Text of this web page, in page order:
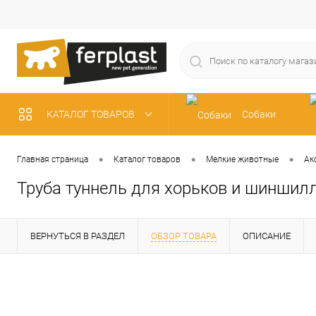
КАТАЛОГ ТОВАРОВ Собаки
Рыбки
Главная страница • Каталог товаров • Мелкие животные •
Труба туннель для хорьков и
ВЕРНУТЬСЯ В РАЗДЕЛ ОБЗОР ТОВАРА ОПИСАНИЕ